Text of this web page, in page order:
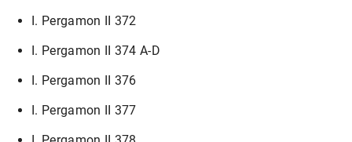
I. Pergamon II 372
I. Pergamon II 374 A-D
I. Pergamon II 376
I. Pergamon II 377